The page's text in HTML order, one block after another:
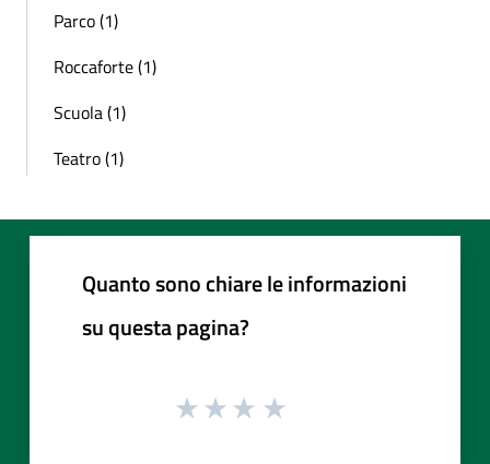
Parco (1)
Roccaforte (1)
Scuola (1)
Teatro (1)
Quanto sono chiare le informazioni
su questa pagina?